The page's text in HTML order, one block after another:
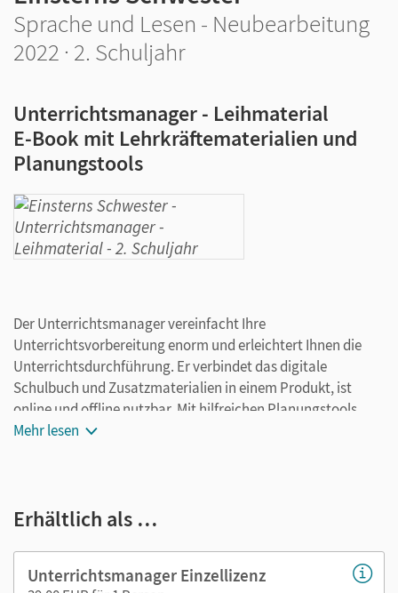
Sprache und Lesen - Neubearbeitung
2022 · 2. Schuljahr
Unterrichtsmanager - Leihmaterial
E-Book mit Lehrkräftematerialien und
Planungstools
Der Unterrichtsmanager vereinfacht Ihre
Unterrichtsvorbereitung enorm und erleichtert Ihnen die
Unterrichtsdurchführung. Er verbindet das digitale
Schulbuch und Zusatzmaterialien in einem Produkt, ist
online und offline nutzbar. Mit hilfreichen Planungstools
können Sie eigene Unterrichtseinheiten anlegen und durch
Lösungen zu den Themenheften, zum Diagnose-
Sternchen und zum Trainingsheft Grundwortschatz
Mehr lesen
Erhältlich als …
Unterrichtsmanager Einzellizenz